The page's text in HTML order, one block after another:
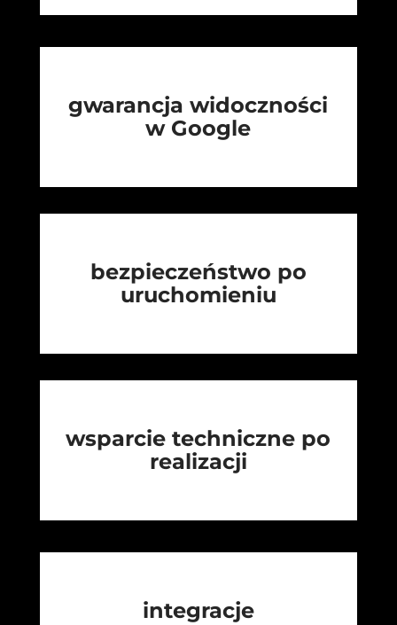
gwarancja widoczności
w Google
bezpieczeństwo po
uruchomieniu
wsparcie techniczne po
realizacji
integracje